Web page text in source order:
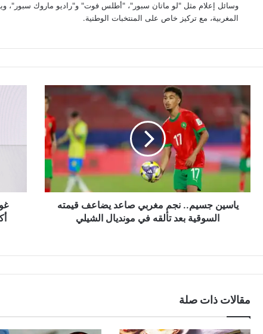
وسائل إعلام مثل "لو ماتان سبور"، "أطلس فوت" و"راديو ماروك سبور"،
المغربية، مع تركيز خاص على المنتخبات الوطنية.
جسيم..
نجم
مغربي
صاعد
يضاعف
قيمته
السوقية
بعد
تألقهياسين جسيم.. نجم مغربي صاعد يضاعف قيمته
السوقية بعد تألقه في مونديال الشيلي
أكبر
مقالات ذات صلة